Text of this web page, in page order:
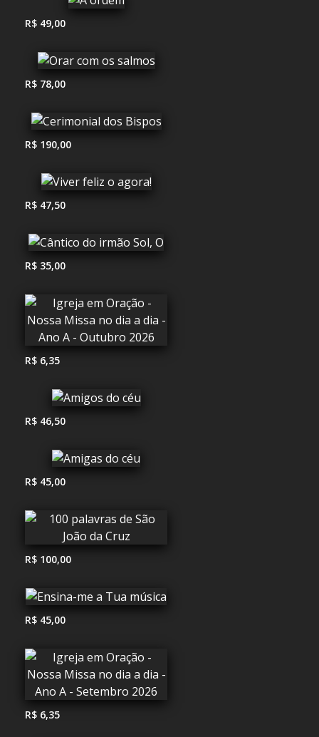
R$ 49,00
R$ 78,00
R$ 190,00
R$ 47,50
R$ 35,00
R$ 6,35
R$ 46,50
R$ 45,00
R$ 100,00
R$ 45,00
R$ 6,35